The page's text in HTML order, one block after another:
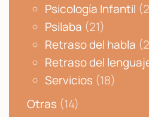
Psicología Infantil
Psilaba (21)
Retraso del habla
Retraso del
Servicios (18)
Otras (14)